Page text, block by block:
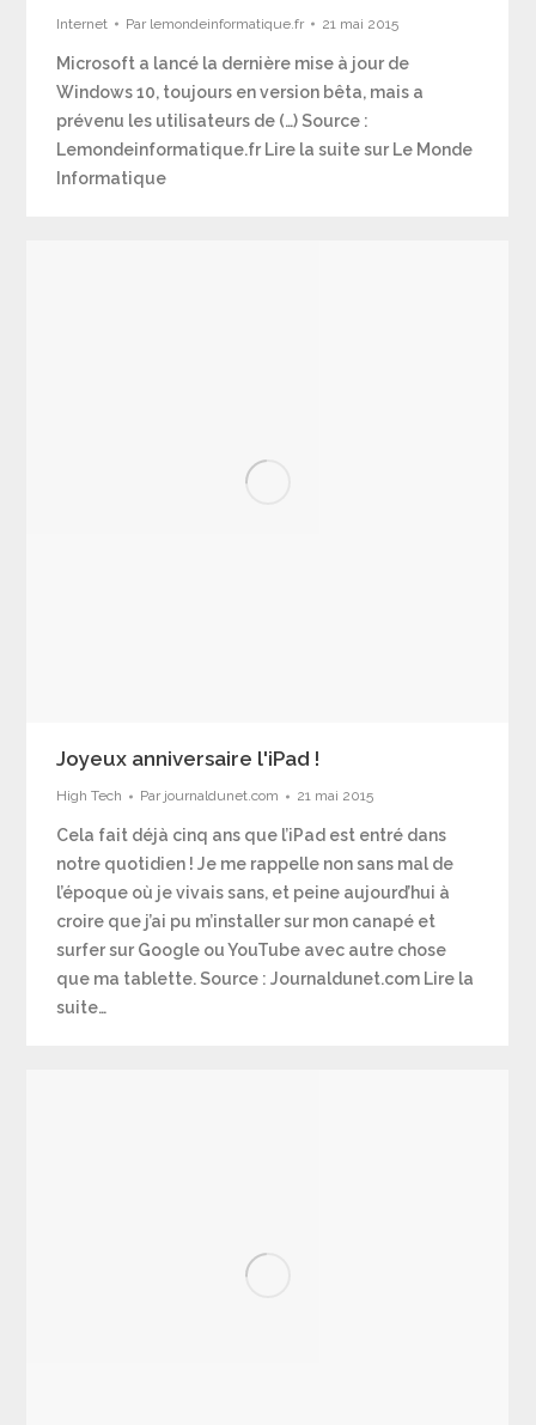
Internet Par lemondeinformatique.fr 21 mai 2015
Microsoft a lancé la dernière mise à jour de
Windows 10, toujours en version bêta, mais a
prévenu les utilisateurs de (…) Source :
Lemondeinformatique.fr Lire la suite sur Le Monde
Informatique
Joyeux anniversaire l'iPad !
High Tech Par journaldunet.com 21 mai 2015
Cela fait déjà cinq ans que l’iPad est entré dans
notre quotidien ! Je me rappelle non sans mal de
l’époque où je vivais sans, et peine aujourd’hui à
croire que j’ai pu m’installer sur mon canapé et
surfer sur Google ou YouTube avec autre chose
que ma tablette. Source : Journaldunet.com Lire la
suite…